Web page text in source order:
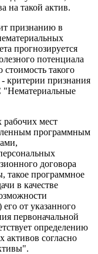
на такой актив.
признанию в
прогнозируется
потенциала
такого
критерии признания
"Нематериальные
рабочих мест
программным
договора
такое программное
в качестве
от указанного
первоначальной
определению
активов согласно